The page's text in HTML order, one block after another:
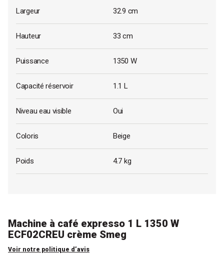
Largeur 32.9 cm
Hauteur 33 cm
Puissance 1350 W
Capacité réservoir 1.1 L
Niveau eau visible Oui
Coloris Beige
Poids 4.7 kg
Machine à café expresso 1 L 1350 W
ECF02CREU crème Smeg
Voir notre politique d’avis